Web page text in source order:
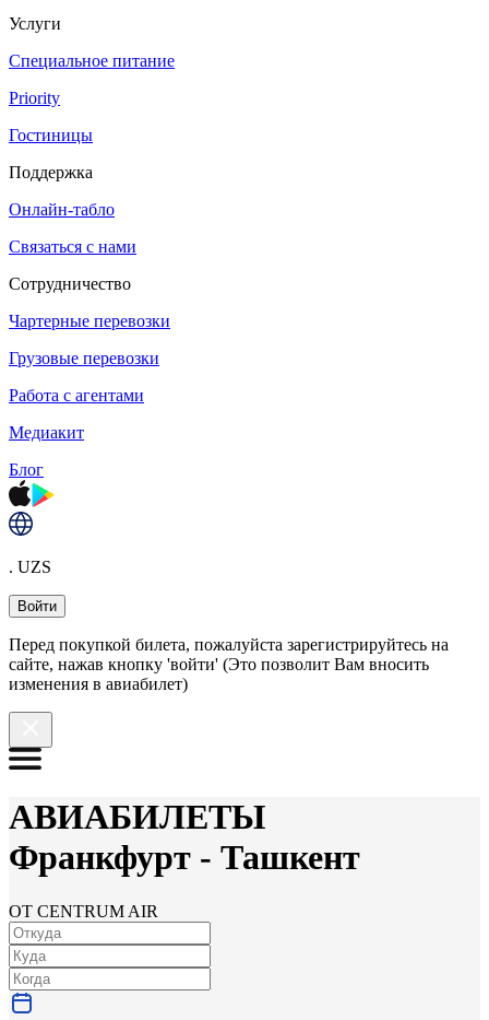
Услуги
Специальное питание
Priority
Гостиницы
Поддержка
Онлайн-табло
Связаться с нами
Сотрудничество
Чартерные перевозки
Грузовые перевозки
Работа с агентами
Медиакит
Блог
. UZS
Войти
Перед покупкой билета, пожалуйста зарегистрируйтесь на
сайте, нажав кнопку 'войти' (Это позволит Вам вносить
изменения в авиабилет)
АВИАБИЛЕТЫ
Франкфурт - Ташкент
ОТ CENTRUM AIR